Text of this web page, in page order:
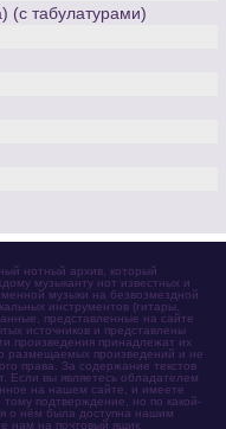
(с табулатурами)
нотный архив, который
музыканту нот известных и
музыки на безвозмездной
инструментов (гитары,
представленные на сайте
источников и представлены
произведения принадлежат их
размещаемых произведений и не
права. За содержание текстов
Если вы являетесь обладателем
на нашем сайте, и имеете
подтверждение, но по какой-
о нём была доступна нашим
нам на почтовый ящик